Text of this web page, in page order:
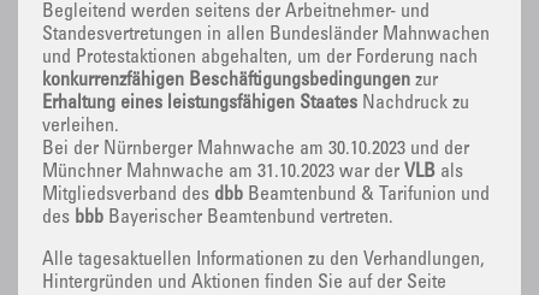
Begleitend werden seitens der Arbeitnehmer- und
Standesvertretungen in allen Bundesländer Mahnwachen
und Protestaktionen abgehalten, um der Forderung nach
konkurrenzfähigen Beschäftigungsbedingungen zur
Erhaltung eines leistungsfähigen Staates Nachdruck zu
verleihen.
Bei der Nürnberger Mahnwache am 30.10.2023 und der
Münchner Mahnwache am 31.10.2023 war der VLB als
Mitgliedsverband des dbb Beamtenbund & Tarifunion und
des bbb Bayerischer Beamtenbund vertreten.
Alle tagesaktuellen Informationen zu den Verhandlungen,
Hintergründen und Aktionen finden Sie auf der Seite